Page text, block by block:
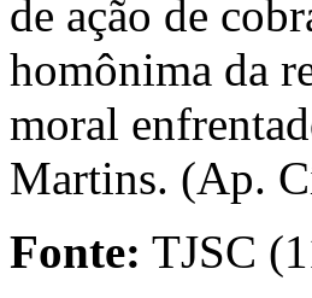
de ação de
homônima da
moral
Martins. (Ap.
Fonte: TJSC